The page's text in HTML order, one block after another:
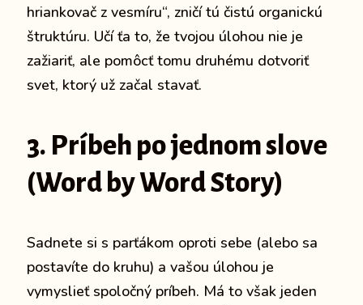
hriankovač z vesmíru“, zničí tú čistú organickú
štruktúru. Učí ťa to, že tvojou úlohou nie je
zažiariť, ale pomôcť tomu druhému dotvoriť
svet, ktorý už začal stavať.
3. Príbeh po jednom slove
(Word by Word Story)
Sadnete si s parťákom oproti sebe (alebo sa
postavíte do kruhu) a vašou úlohou je
vymyslieť spoločný príbeh. Má to však jeden